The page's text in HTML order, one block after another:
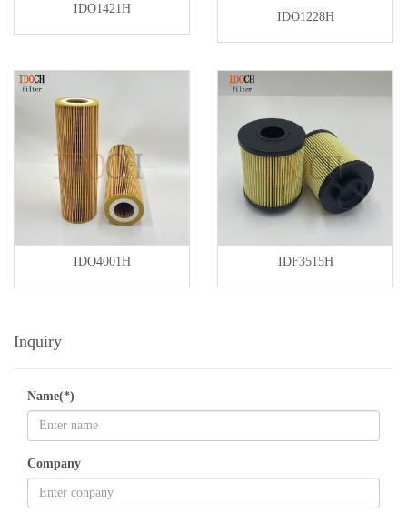
IDO1421H
IDO1228H
IDO4001H IDF3515H
Inquiry
Name(*)
Company